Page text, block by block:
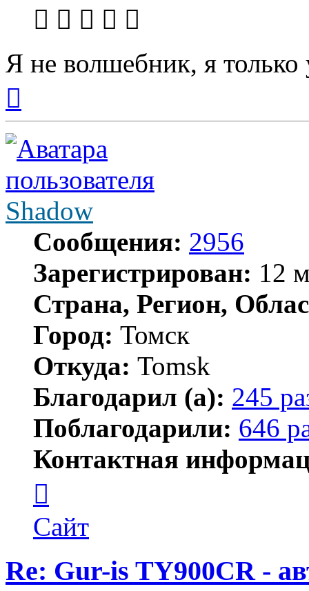
Я не волшебник, я только
началу
Shadow
Сообщения: 2956
Зарегистрирован: 12
Страна, Регион,
Город: Томск
Откуда: Tomsk
Благодарил (а): 245
Поблагодарили: 646
Контактная
пользователя
Shadow
Сайт
Re: Gur-is TY900CR -